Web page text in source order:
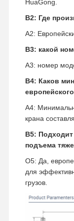
HuaGong.
В2: Где
A2:
В3: какой
A3: номер
В4: Каков
A4:
крана
В5:
подъема
О5: Да,
для
грузов.